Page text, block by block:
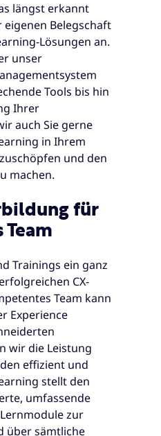
längst erkannt
Belegschaft
Lösungen an.
unser
Tools bis hin
Ihrer
auch Sie gerne
in Ihrem
und den
machen.
für
Trainings ein ganz
CX-
Team kann
Experience
wir die Leistung
effizient und
stellt den
umfassende
zur
über sämtliche